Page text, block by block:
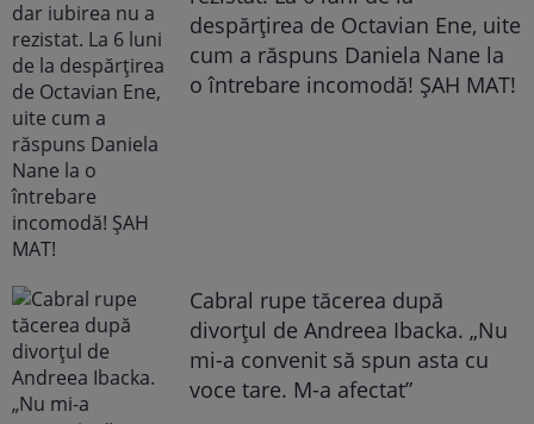
despărțirea de Octavian Ene, uite
cum a răspuns Daniela Nane la
o întrebare incomodă! ȘAH MAT!
Cabral rupe tăcerea după
divorțul de Andreea Ibacka. „Nu
mi-a convenit să spun asta cu
voce tare. M-a afectat”